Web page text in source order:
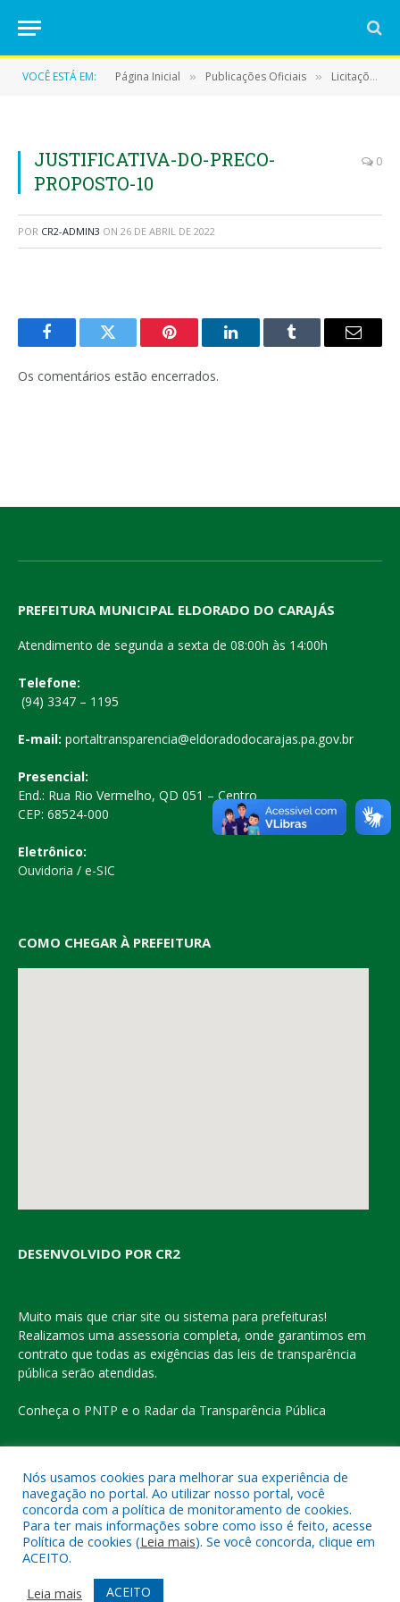
VOCÊ ESTÁ EM: Página Inicial » Publicações Oficiais » Licitações
JUSTIFICATIVA-DO-PRECO-
PROPOSTO-10
0
POR CR2-ADMIN3 ON 26 DE ABRIL DE 2022
FacebookTwitter Pinterest LinkedInTumblr
E-
Os comentários estão encerrados.
PREFEITURA MUNICIPAL ELDORADO DO CARAJÁS
Atendimento de segunda a sexta de 08:00h às 14:00h
Telefone:
(94) 3347 – 1195
E-mail: portaltransparencia@eldoradodocarajas.pa.gov.br
Presencial:
End.: Rua Rio Vermelho, QD 051 – Centro
CEP: 68524-000
Eletrônico:
Ouvidoria / e-SIC
COMO CHEGAR À PREFEITURA
DESENVOLVIDO POR CR2
Muito mais que criar site ou sistema para prefeituras!
Realizamos uma assessoria completa, onde garantimos em
contrato que todas as exigências das leis de transparência
pública serão atendidas.
Conheça o PNTP e o Radar da Transparência Pública
Todos os direitos reservados a Prefeitura Municipal de Eldorado
do Carajás
Mapa do Site
Acessar o Webmail
Nós usamos cookies para melhorar sua experiência de
navegação no portal. Ao utilizar nosso portal, você
concorda com a política de monitoramento de cookies.
Para ter mais informações sobre como isso é feito, acesse
Política de cookies (Leia mais). Se você concorda, clique em
ACEITO.
Leia mais
ACEITO